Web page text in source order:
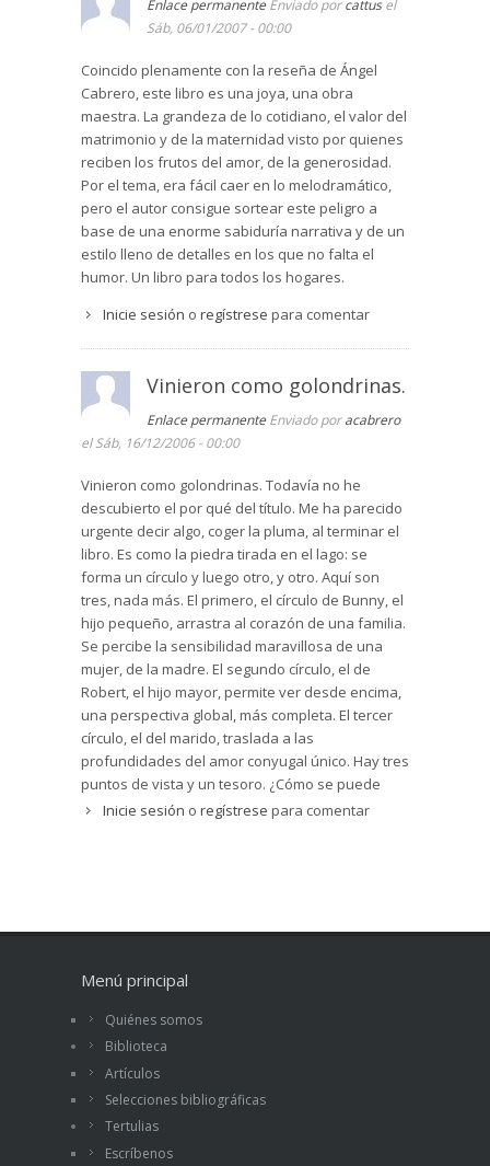
es el niño que era Maxwel cuando murió su
madre. Robert sería el adolescente problemático
(todo novelista es problemático en esencia) que
fue el autor huérfano al poco de fallecer ella.
James, el padre, es el novelista que intenta
entender qué pasó, que trata de saber qué tiene
que hacer ahora sin su mujer.
Maxwel podría estar haciendo un strep-teasse
(no estoy muy seguro de que se escriba así pero
no pienso comprobarlo en internet) a la inversa,
seguimos con la terminología vargasllosiana. El
disfraz, para mutar esa realidad en una fantasía,
huérfano de diez años, al niño huérfano ya
merecido.
Y por seguir con el método crítico de Vargas
Llosa, debería explicar mi relación personal con
la novela. La empecé a leer hace unos días. En
medio, falleció la madre de un alumno. Puedo
decir que la novela me ha tocado mucho, me ha
llegado muy dentro. Me ha ayudado a entender
muchas cosas. Os pido oraciones por la madre, y
por toda la familia (los más de dos niños, el
marido...) Debía ser una mujer extraordinaria, de
eso no me cabe la menor duda.
Enlace permanente Enviado porcattusel
Sáb, 06/01/2007 - 00:00
Coincido plenamente con la reseña de Ángel
Cabrero, este libro es una joya, una obra
maestra. La grandeza de lo cotidiano, el valor del
matrimonio y de la maternidad visto por quienes
reciben los frutos del amor, de la generosidad.
Por el tema, era fácil caer en lo melodramático,
pero el autor consigue sortear este peligro a
base de una enorme sabiduría narrativa y de un
estilo lleno de detalles en los que no falta el
humor. Un libro para todos los hogares.
Inicie sesión o regístrese para comentar
Vinieron como golondrinas.
Enlace permanente Enviado poracabrero
el Sáb, 16/12/2006 - 00:00
Vinieron como golondrinas. Todavía no he
descubierto el por qué del título. Me ha parecido
urgente decir algo, coger la pluma, al terminar el
libro. Es como la piedra tirada en el lago: se
forma un círculo y luego otro, y otro. Aquí son
tres, nada más. El primero, el círculo de Bunny, el
hijo pequeño, arrastra al corazón de una familia.
Se percibe la sensibilidad maravillosa de una
mujer, de la madre. El segundo círculo, el de
Robert, el hijo mayor, permite ver desde encima,
una perspectiva global, más completa. El tercer
círculo, el del marido, traslada a las
profundidades del amor conyugal único. Hay tres
puntos de vista y un tesoro. ¿Cómo se puede
dibujar el alma femenina, madre-esposa, sólo
Inicie sesión o regístrese para comentar
Menú principal
Quiénes somos
Biblioteca
Artículos
Selecciones bibliográficas
Tertulias
Escríbenos